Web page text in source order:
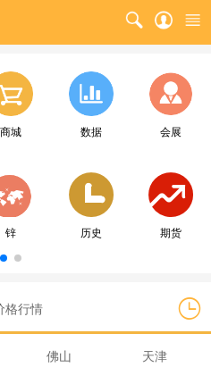
商城 数据 会展
锌 历史 期货
格行情
佛山 天津